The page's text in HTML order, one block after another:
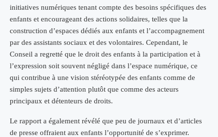
initiatives numériques tenant compte des besoins spécifiques des
enfants et encourageant des actions solidaires, telles que la
construction d’espaces dédiés aux enfants et l’accompagnement
par des assistants sociaux et des volontaires. Cependant, le
Conseil a regretté que le droit des enfants à la participation et à
l’expression soit souvent négligé dans l’espace numérique, ce
qui contribue à une vision stéréotypée des enfants comme de
simples sujets d’attention plutôt que comme des acteurs
principaux et détenteurs de droits.
Le rapport a également révélé que peu de journaux et d’articles
de presse offraient aux enfants l’opportunité de s’exprimer.